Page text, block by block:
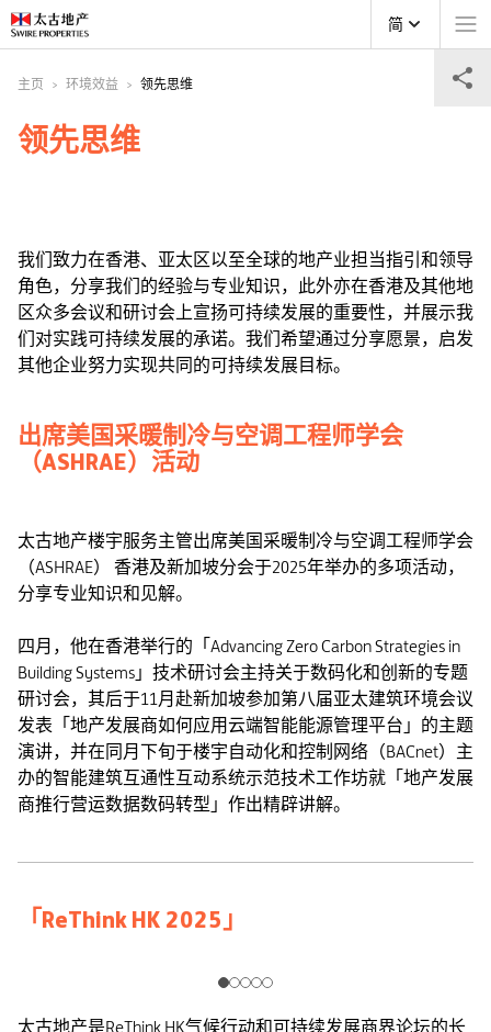
简
主页 环境效益 领先思维
领先思维
我们致力在香港、亚太区以至全球的地产业担当指引和领导
角色，分享我们的经验与专业知识，此外亦在香港及其他地
区众多会议和研讨会上宣扬可持续发展的重要性，并展示我
们对实践可持续发展的承诺。我们希望通过分享愿景，启发
其他企业努力实现共同的可持续发展目标。
出席美国采暖制冷与空调工程师学会
（ASHRAE）活动
太古地产楼宇服务主管出席美国采暖制冷与空调工程师学会
（ASHRAE） 香港及新加坡分会于2025年举办的多项活动，
分享专业知识和见解。
四月，他在香港举行的「Advancing Zero Carbon Strategies in
Building Systems」技术研讨会主持关于数码化和创新的专题
研讨会，其后于11月赴新加坡参加第八届亚太建筑环境会议
发表「地产发展商如何应用云端智能能源管理平台」的主题
演讲，并在同月下旬于楼宇自动化和控制网络（BACnet）主
办的智能建筑互通性互动系统示范技术工作坊就「地产发展
商推行营运数据数码转型」作出精辟讲解。
「ReThink HK 2025」
太古地产是ReThink HK气候行动和可持续发展商界论坛的长